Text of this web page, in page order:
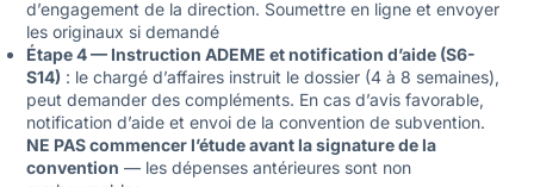
d’engagement de la direction. Soumettre en ligne et envoyer
les originaux si demandé
Étape 4 — Instruction ADEME et notification d’aide (S6-
S14) : le chargé d’affaires instruit le dossier (4 à 8 semaines),
peut demander des compléments. En cas d’avis favorable,
notification d’aide et envoi de la convention de subvention.
NE PAS commencer l’étude avant la signature de la
convention — les dépenses antérieures sont non